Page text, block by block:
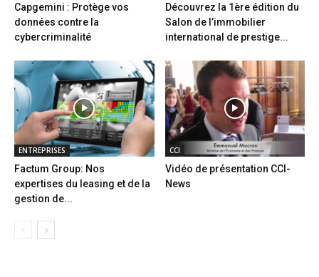
Capgemini : Protège vos
données contre la
cybercriminalité
Découvrez la 1ère édition du
Salon de l’immobilier
international de prestige...
ENTREPRISES
Factum Group: Nos
expertises du leasing et de la
gestion de...
CCI
Vidéo de présentation CCI-
News